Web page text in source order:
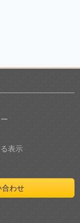
表示
合わせ